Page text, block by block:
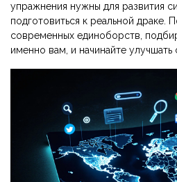
упражнения нужны для развития
подготовиться к реальной драке.
современных единоборств,
именно вам, и начинайте улучшать